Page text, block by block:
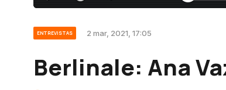
ENTREVISTAS 2 mar, 2021, 17:05
Berlinale: Ana